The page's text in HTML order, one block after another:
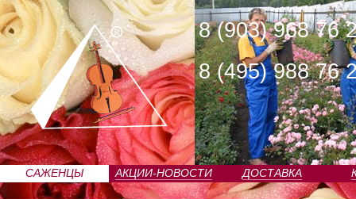
8 (903) 968 76
8 (495) 988 76
САЖЕНЦЫ
ПИТОМНИКА
АКЦИИ-НОВОСТИ ДОСТАВКА